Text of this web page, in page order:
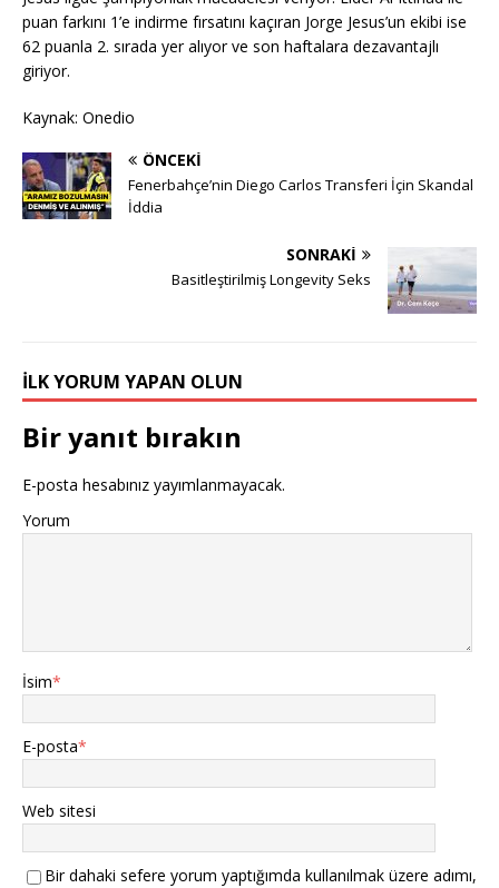
puan farkını 1’e indirme fırsatını kaçıran Jorge Jesus’un ekibi ise
62 puanla 2. sırada yer alıyor ve son haftalara dezavantajlı
giriyor.
Kaynak: Onedio
ÖNCEKI
Fenerbahçe’nin Diego Carlos Transferi İçin Skandal
İddia
SONRAKI
Basitleştirilmiş Longevity Seks
İLK YORUM YAPAN OLUN
Bir yanıt bırakın
E-posta hesabınız yayımlanmayacak.
Yorum
İsim*
E-posta*
Web sitesi
Bir dahaki sefere yorum yaptığımda kullanılmak üzere adımı,